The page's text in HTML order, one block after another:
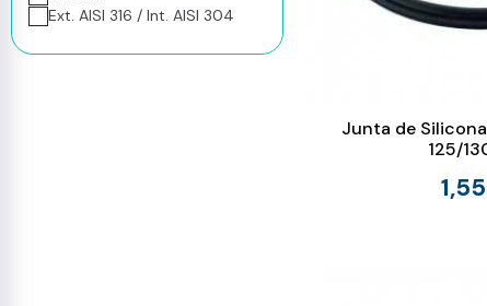
Ext. AISI 316 / Int. AISI 304
Junta de
125/